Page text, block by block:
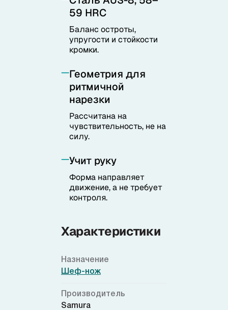
59 HRC
Баланс остроты,
упругости и стойкости
кромки.
Геометрия для
ритмичной
нарезки
Рассчитана на
чувствительность, не на
силу.
Учит руку
Форма направляет
движение, а не требует
контроля.
Характеристики
Назначение
Шеф-нож
Производитель
Samura